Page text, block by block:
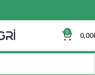
0 0,00